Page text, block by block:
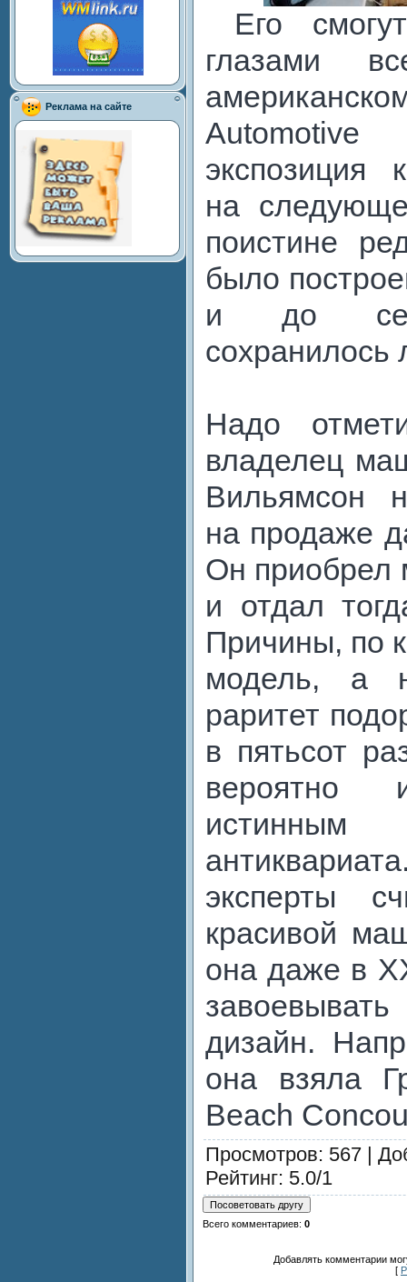
Реклама на сайте
Его
глазами
экспозиция
на
поистине
было
и до
сохранилось
Надо
владелец
Вильямсон
на продаже
Он приобрел
и отдал
Причины, по
модель, а
раритет
в пятьсот
вероятно
эксперты
красивой
она даже в
дизайн.
она взяла
Beach
Просмотров: 567 |
Рейтинг: 5.0/1
Всего комментариев: 0
Добавлять комментарии
[